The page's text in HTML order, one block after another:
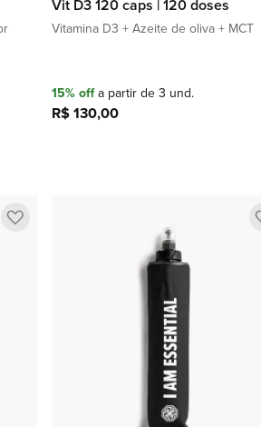
Vit D3 120 caps | 120 doses
Vitamina D3 + Azeite de oliva + MCT
15% offa partir de 3 und.
R$ 130,00
Adicionar